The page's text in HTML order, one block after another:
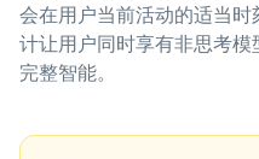
会在用户当前活动的适当
计让用户同时享有非思考
完整智能。